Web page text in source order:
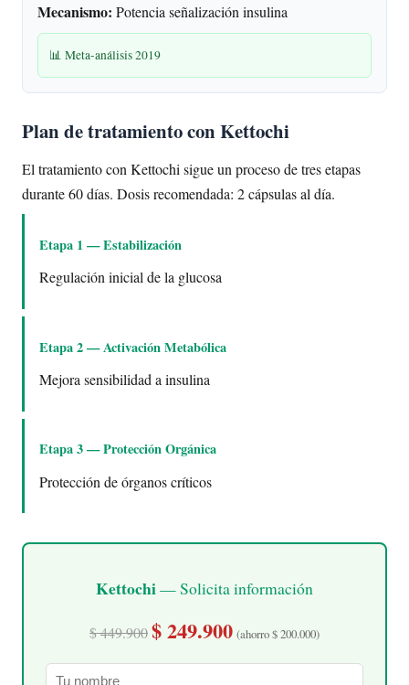
Mecanismo: Potencia señalización insulina
📊 Meta-análisis 2019
Plan de tratamiento con Kettochi
El tratamiento con Kettochi sigue un proceso de tres etapas
durante 60 días. Dosis recomendada: 2 cápsulas al día.
Etapa 1 — Estabilización
Regulación inicial de la glucosa
Etapa 2 — Activación Metabólica
Mejora sensibilidad a insulina
Etapa 3 — Protección Orgánica
Protección de órganos críticos
Kettochi— Solicita información
$ 449.900$ 249.900 (ahorro $ 200.000)